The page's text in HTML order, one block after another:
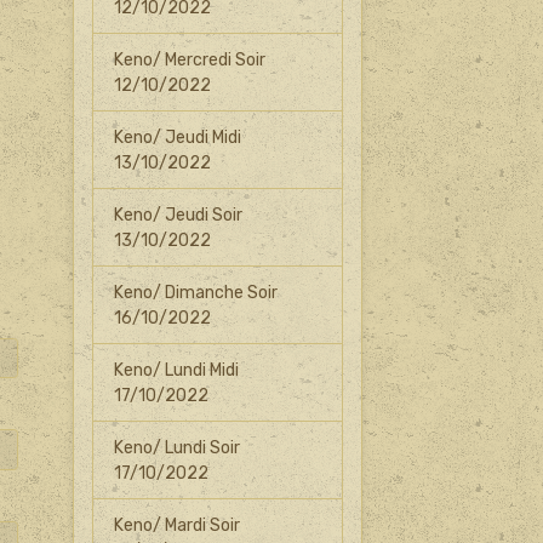
12/10/2022
Keno/ Mercredi Soir
12/10/2022
Keno/ Jeudi Midi
13/10/2022
Keno/ Jeudi Soir
13/10/2022
Keno/ Dimanche Soir
16/10/2022
Keno/ Lundi Midi
17/10/2022
Keno/ Lundi Soir
17/10/2022
Keno/ Mardi Soir